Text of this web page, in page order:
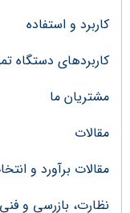
کاربرد و استفاده
کاربردهای دستگاه
مشتریان ما
مقالات
مقالات برآورد و
نظارت، بازرسی و فنی